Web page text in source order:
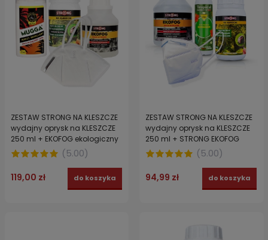
ZESTAW STRONG NA KLESZCZE
wydajny oprysk na KLESZCZE
250 ml + EKOFOG ekologiczny
nośnik 250 ml + MUGGA 50%
DEET SPRAY + Maseczka
Maska ochronna FFP2
(5.00)
119,00 zł do koszyka
ZESTAW STRONG NA KLESZCZE
wydajny oprysk na KLESZCZE
250 ml + STRONG EKOFOG
wspomagacz 250 ml + SPRAY
TROPICAL 15% DEET 100 ML +
MASECZKA MASKA OCHRONNA
FFP2 do zabiegów.
(5.00)
94,99 zł do koszyka